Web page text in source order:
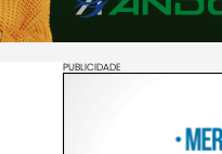
PUBLICIDADE